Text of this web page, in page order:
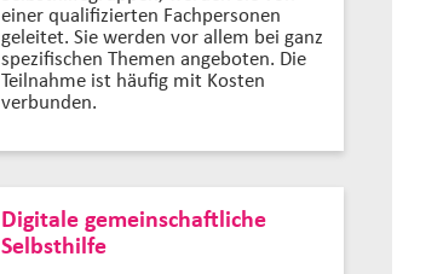
einer qualifizierten Fachpersonen
geleitet. Sie werden vor allem bei ganz
spezifischen Themen angeboten. Die
Teilnahme ist häufig mit Kosten
verbunden.
Digitale gemeinschaftliche
Selbsthilfe